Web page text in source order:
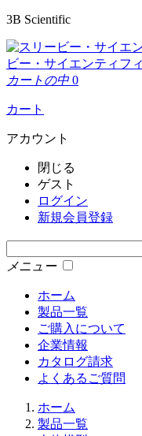
3B Scientific
ビー・サイエンティフ
カートの中 0
カート
アカウント
閉じる
ゲスト
ログイン
新規会員登録
メニュー
ホーム
製品一覧
ご購入について
企業情報
カタログ請求
よくあるご質問
ホーム
製品一覧